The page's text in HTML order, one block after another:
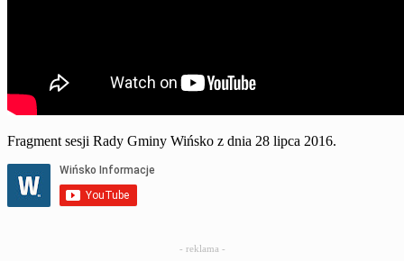
Fragment sesji Rady Gminy Wińsko z dnia 28 lipca 2016.
- reklama -